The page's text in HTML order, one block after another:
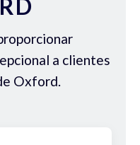
a clientes
Oxford.